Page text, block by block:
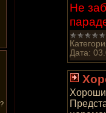
Не
Дата: